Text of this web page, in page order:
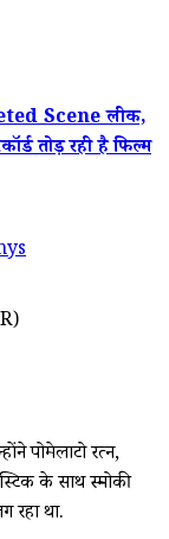
Scene लीक,
तोड़ रही है फिल्म
पोमेलाटो रत्न,
के साथ स्मोकी
था.